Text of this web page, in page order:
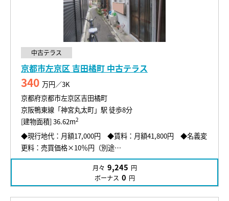
中古テラス
京都市左京区 吉田橘町 中古テラス
340 万円／3K
京都府京都市左京区吉田橘町
京阪鴨東線「神宮丸太町」駅 徒歩8分
[建物面積] 36.62m2
◆現行地代：月額17,000円 ◆賃料：月額41,800円 ◆名義変
更料：売買価格×10％円（別途…
月々 9,245 円
ボーナス 0 円